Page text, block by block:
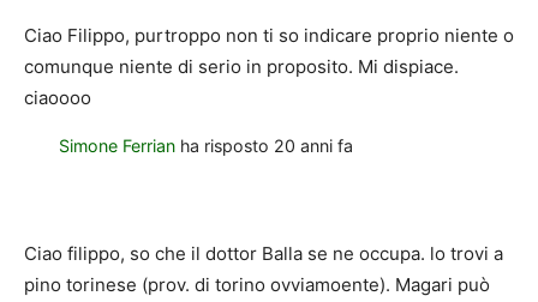
Ciao Filippo, purtroppo non ti so indicare proprio niente o
comunque niente di serio in proposito. Mi dispiace.
ciaoooo
Simone Ferrian ha risposto 20 anni fa
Ciao filippo, so che il dottor Balla se ne occupa. lo trovi a
pino torinese (prov. di torino ovviamoente). Magari può